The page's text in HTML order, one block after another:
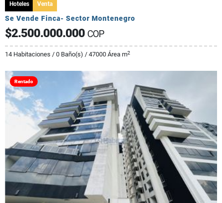
Hoteles Venta
Se Vende Finca- Sector Montenegro
$2.500.000.000 COP
14 Habitaciones / 0 Baño(s) / 47000 Área m2
Rentado